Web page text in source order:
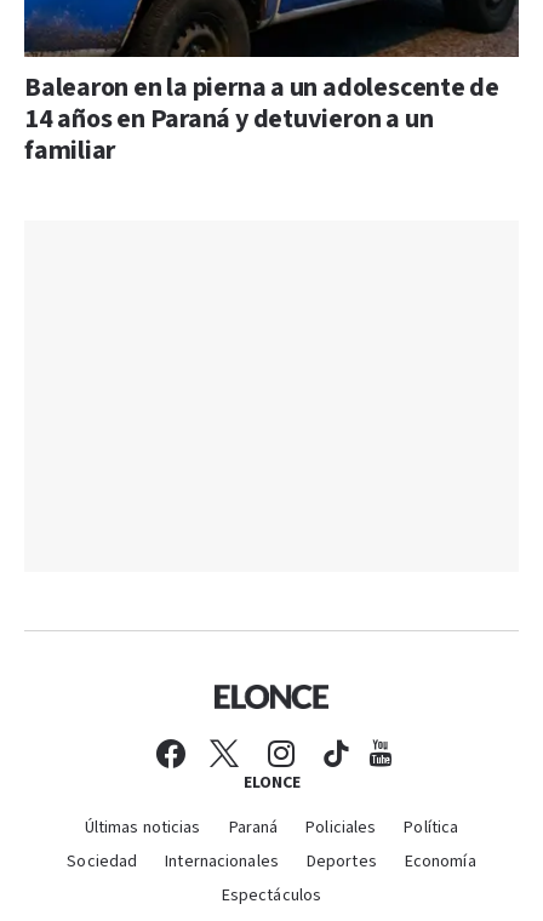
Balearon en la pierna a un adolescente de
14 años en Paraná y detuvieron a un
familiar
ELONCE
Últimas noticias Paraná Policiales
Política
Sociedad
Internacionales Deportes
Economía
Espectáculos